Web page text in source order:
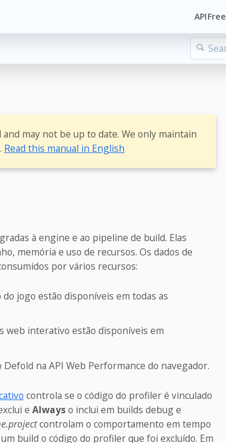
APIFree
may not be up to date. We only maintain
Read this manual in English
à engine e ao pipeline de build. Elas
memória e uso de recursos. Os dados de
por vários recursos:
jogo estão disponíveis em todas as
web interativo estão disponíveis em
na API Web Performance do navegador.
controla se o código do profiler é vinculado
e Alwayso inclui em builds debug e
controlam o comportamento em tempo
build o código do profiler que foi excluído. Em